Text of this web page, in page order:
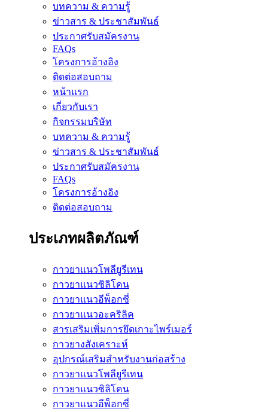
บทความ & ความรู้
ข่าวสาร & ประชาสัมพันธ์
ประกาศรับสมัครงาน
FAQs
โครงการอ้างอิง
ติดต่อสอบถาม
หน้าแรก
เกี่ยวกับเรา
กิจกรรมบริษัท
บทความ & ความรู้
ข่าวสาร & ประชาสัมพันธ์
ประกาศรับสมัครงาน
FAQs
โครงการอ้างอิง
ติดต่อสอบถาม
ประเภทผลิตภัณฑ์
กาวยาแนวโพลียูรีเทน
กาวยาแนวซิลิโคน
กาวยาแนวอีพ็อกซี่
กาวยาแนวอะคริลิค
สารเสริมเพิ่มการยึดเกาะไพร์เมอร์
กาวยางสังเคราะห์
อุปกรณ์เสริมสำหรับงานก่อสร้าง
กาวยาแนวโพลียูรีเทน
กาวยาแนวซิลิโคน
กาวยาแนวอีพ็อกซี่